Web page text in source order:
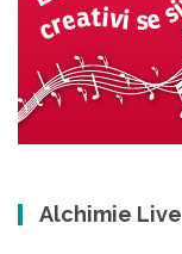
Alchimie Live